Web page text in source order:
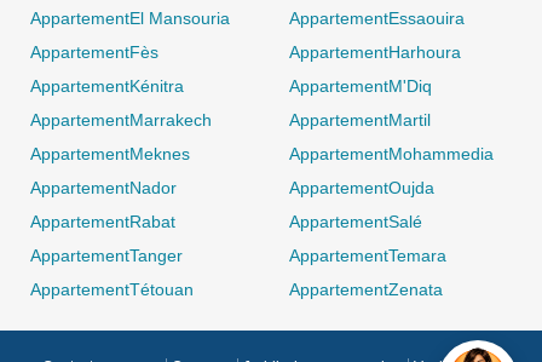
AppartementEl Mansouria
AppartementEssaouira
AppartementFès
AppartementHarhoura
AppartementKénitra
AppartementM'Diq
AppartementMarrakech
AppartementMartil
AppartementMeknes
AppartementMohammedia
AppartementNador
AppartementOujda
AppartementRabat
AppartementSalé
AppartementTanger
AppartementTemara
AppartementTétouan
AppartementZenata